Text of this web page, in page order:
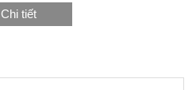
Chi tiết